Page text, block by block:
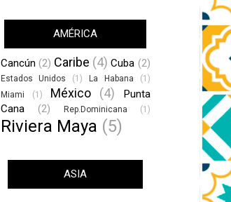
AMÉRICA
Cancún (2) Caribe (4) Cuba (2)
Estados Unidos (1) La Habana
(1)
Miami
(1) México (4)
Punta
Cana
(2) Rep.Dominicana (1)
Riviera Maya (5)
ASIA